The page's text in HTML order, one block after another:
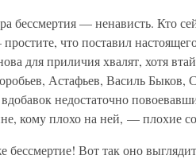
бессмертия — ненависть. Кто
что поставил
для приличия хвалят, хотя
Астафьев, Василь
недостаточно
кому плохо на ней, — плохие
бессмертие! Вот так оно